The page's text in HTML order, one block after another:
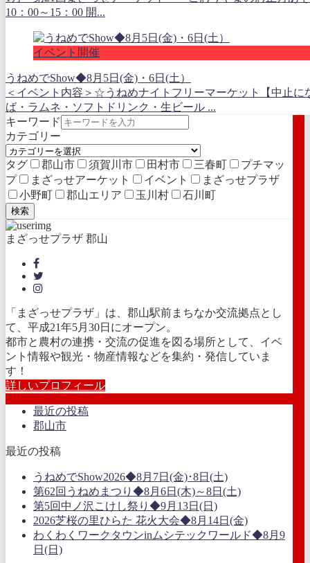
10：00～15：00 開...
イベント開催
うねめでShow◆8月5日(金)・6日(土）
＜イベント内容＞☆うねめナイトフリーマーケット【中止
ば・ラムネ・ソフトドリンク・生ビール ...
キーワード
カテゴリー
タグ 郡山市 須賀川市 田村市 三春町
プチマッ
プ
まざっせアーケット イベント
まざっせプラザ
小野町
郡山エリア 玉川村 石川町
検索
まざっせプラザ 郡山
「まざっせプラザ」は、郡山駅前まちなか交流拠点とし
て、平成21年5月30日にオープン。
都市と農村の連携・交流の促進を図る場所として、イベ
ント情報や観光・物産情報などを集約・発信していま
す！
詳しいプロフィール
最近の投稿
郡山市
最近の投稿
うねめでShow2026◆8月7日(金)･8日(土)
第62回うねめまつり◆8月6日(木)～8日(土)
第5回中ノ沢こけし祭り◆9月13日(日)
2026芝桜の里ひらた 花火大会◆8月14日(金)
わくわくワークタウンinムシテックワールド◆8月9
日(日)